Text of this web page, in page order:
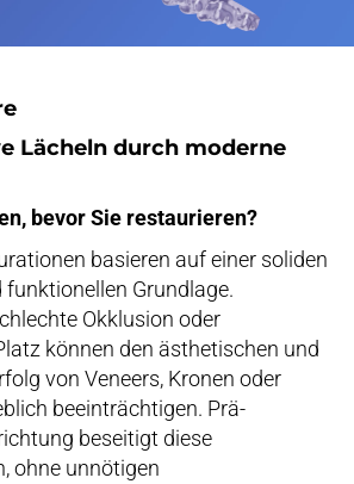
Lächeln durch moderne
bevor Sie restaurieren?
basieren auf einer soliden
Grundlage.
Okklusion oder
können den ästhetischen und
von Veneers, Kronen oder
beeinträchtigen. Prä-
beseitigt diese
ohne unnötigen